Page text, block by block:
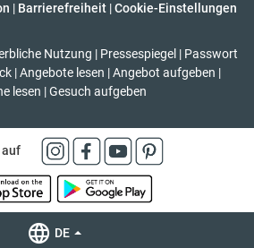
| Barrierefreiheit | Cookie-Einstellungen
Nutzung | Pressespiegel | Passwort
| Angebote lesen | Angebot aufgeben |
lesen | Gesuch aufgeben
auf
DE